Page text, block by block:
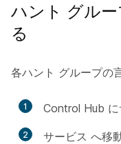
ハント グル
る
各ハント グループの
1 Control Hub に
2 サービス へ移